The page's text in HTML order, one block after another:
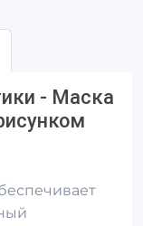
- Маска